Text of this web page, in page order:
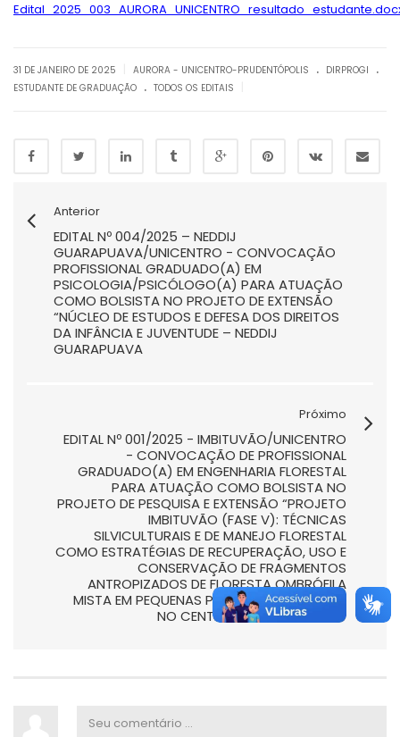
31 DE JANEIRO DE 2025 AURORA - UNICENTRO-PRUDENTÓPOLIS . DIRPROGI .
ESTUDANTE DE GRADUAÇÃO . TODOS OS EDITAIS
Anterior
EDITAL Nº 004/2025 – NEDDIJ
GUARAPUAVA/UNICENTRO - CONVOCAÇÃO
PROFISSIONAL GRADUADO(A) EM
PSICOLOGIA/PSICÓLOGO(A) PARA ATUAÇÃO
COMO BOLSISTA NO PROJETO DE EXTENSÃO
“NÚCLEO DE ESTUDOS E DEFESA DOS DIREITOS
DA INFÂNCIA E JUVENTUDE – NEDDIJ
GUARAPUAVA
Próximo
EDITAL Nº 001/2025 - IMBITUVÃO/UNICENTRO
- CONVOCAÇÃO DE PROFISSIONAL
GRADUADO(A) EM ENGENHARIA FLORESTAL
PARA ATUAÇÃO COMO BOLSISTA NO
PROJETO DE PESQUISA E EXTENSÃO “PROJETO
IMBITUVÃO (FASE V): TÉCNICAS
SILVICULTURAIS E DE MANEJO FLORESTAL
COMO ESTRATÉGIAS DE RECUPERAÇÃO, USO E
CONSERVAÇÃO DE FRAGMENTOS
ANTROPIZADOS DE FLORESTA OMBRÓFILA
MISTA EM PEQUENAS PROPRIEDADES RURAIS
NO CENTRO-SUL DO PARANÁ”